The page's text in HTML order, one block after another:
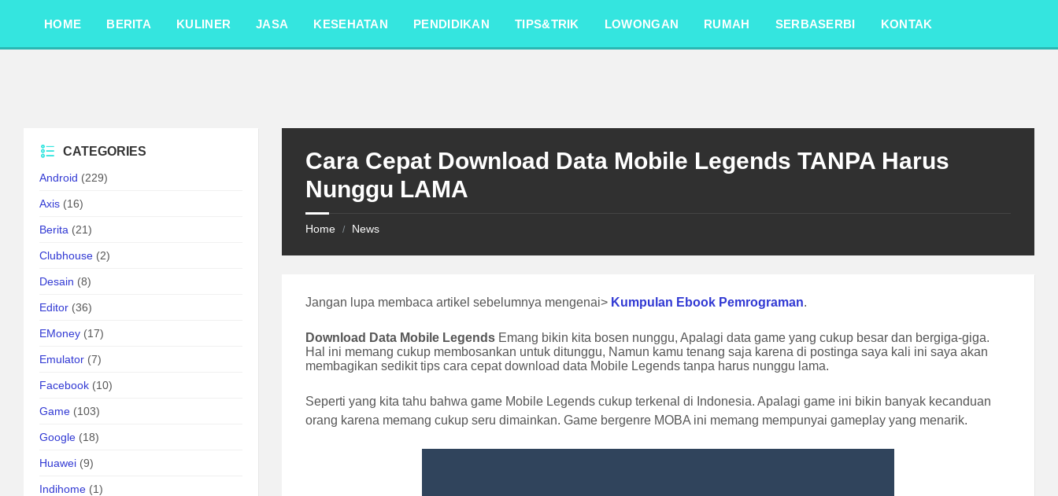
sidebar
HOME BERITA KULINER JASA KESEHATAN PENDIDIKAN TIPS&TRIK LOWONGAN RUMAH SERBASERBI KONTAK
Cara Cepat Download Data Mobile Legends TANPA Harus
Nunggu LAMA
Home / News
Jangan lupa membaca artikel sebelumnya mengenai> Kumpulan Ebook Pemrograman.
Download Data Mobile Legends Emang bikin kita bosen nunggu, Apalagi data game yang cukup besar dan bergiga-giga.
Hal ini memang cukup membosankan untuk ditunggu, Namun kamu tenang saja karena di postinga saya kali ini saya akan
membagikan sedikit tips cara cepat download data Mobile Legends tanpa harus nunggu lama.
Seperti yang kita tahu bahwa game Mobile Legends cukup terkenal di Indonesia. Apalagi game ini bikin banyak kecanduan
orang karena memang cukup seru dimainkan. Game bergenre MOBA ini memang mempunyai gameplay yang menarik.
CATEGORIES
Android (229)
Axis (16)
Berita (21)
Clubhouse (2)
Desain (8)
Editor (36)
EMoney (17)
Emulator (7)
Facebook (10)
Game (103)
Google (18)
Huawei (9)
Indihome (1)